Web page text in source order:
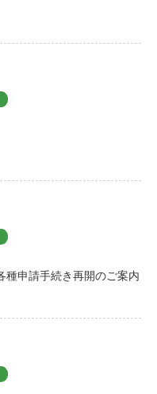
種申請手続き再開のご案内